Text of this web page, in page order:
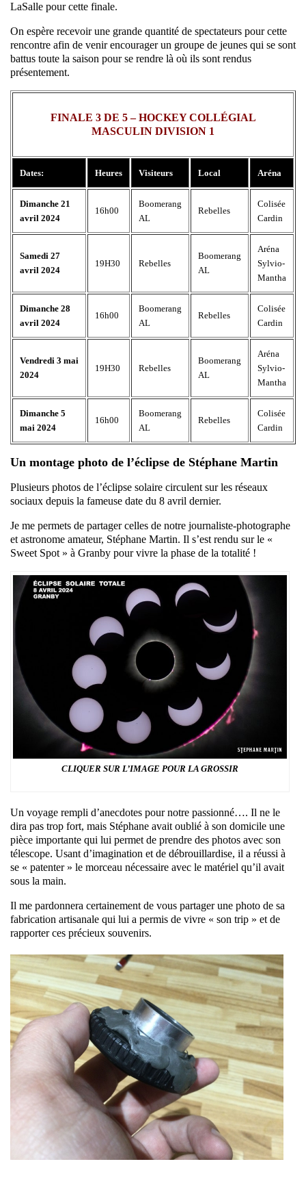
LaSalle pour cette finale.
On espère recevoir une grande quantité de spectateurs pour cette
rencontre afin de venir encourager un groupe de jeunes qui se sont
battus toute la saison pour se rendre là où ils sont rendus
présentement.
FINALE 3 DE 5 – HOCKEY COLLÉGIAL
MASCULIN DIVISION 1
Dates: Heures Visiteurs Local Aréna
Dimanche 21
avril 2024
16h00
Boomerang
AL
Rebelles
Colisée
Cardin
Samedi 27
avril 2024
19H30 Rebelles
Boomerang
AL
Aréna
Sylvio-
Mantha
Dimanche 28
avril 2024
16h00
Boomerang
AL
Rebelles
Colisée
Cardin
Vendredi 3 mai
2024
19H30 Rebelles
Boomerang
AL
Aréna
Sylvio-
Mantha
Dimanche 5
mai 2024
16h00
Boomerang
AL
Rebelles
Colisée
Cardin
Un montage photo de l’éclipse de Stéphane Martin
Plusieurs photos de l’éclipse solaire circulent sur les réseaux
sociaux depuis la fameuse date du 8 avril dernier.
Je me permets de partager celles de notre journaliste-photographe
et astronome amateur, Stéphane Martin. Il s’est rendu sur le «
Sweet Spot » à Granby pour vivre la phase de la totalité !
CLIQUER SUR L’IMAGE POUR LA GROSSIR
Un voyage rempli d’anecdotes pour notre passionné…. Il ne le
dira pas trop fort, mais Stéphane avait oublié à son domicile une
pièce importante qui lui permet de prendre des photos avec son
télescope. Usant d’imagination et de débrouillardise, il a réussi à
se « patenter » le morceau nécessaire avec le matériel qu’il avait
sous la main.
Il me pardonnera certainement de vous partager une photo de sa
fabrication artisanale qui lui a permis de vivre « son trip » et de
rapporter ces précieux souvenirs.